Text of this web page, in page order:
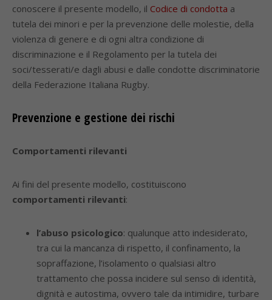
conoscere il presente modello, il Codice di condotta a
tutela dei minori e per la prevenzione delle molestie, della
violenza di genere e di ogni altra condizione di
discriminazione e il Regolamento per la tutela dei
soci/tesserati/e dagli abusi e dalle condotte discriminatorie
della Federazione Italiana Rugby.
Prevenzione e gestione dei rischi
Comportamenti rilevanti
Ai fini del presente modello, costituiscono
comportamenti rilevanti:
l’abuso psicologico: qualunque atto indesiderato,
tra cui la mancanza di rispetto, il confinamento, la
sopraffazione, l’isolamento o qualsiasi altro
trattamento che possa incidere sul senso di identità,
dignità e autostima, ovvero tale da intimidire, turbare